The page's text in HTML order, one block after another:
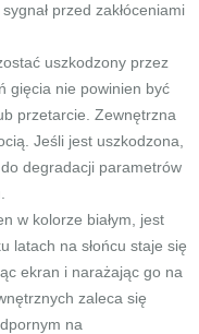
przed zakłóceniami
uszkodzony przez
gięcia nie powinien być
przetarcie. Zewnętrzna
Jeśli jest uszkodzona,
degradacji parametrów
w kolorze białym, jest
latach na słońcu staje się
ekran i narażając go na
zaleca się
na